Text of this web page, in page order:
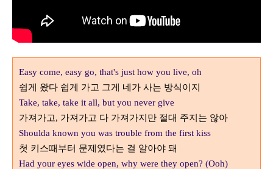
Easy come, easy go, that's just how you live, oh
쉽게 왔다 쉽게 가고 그게 네가 사는 방식이지
Take, take, take it all, but you never give
가져가고, 가져가고 다 가져가지만 절대 주지는 않아
Shoulda known you was trouble from the first kiss
첫 키스때부터 문제였다는 걸 알아야 돼
Had your eyes wide open, why were they open? (Ooh)